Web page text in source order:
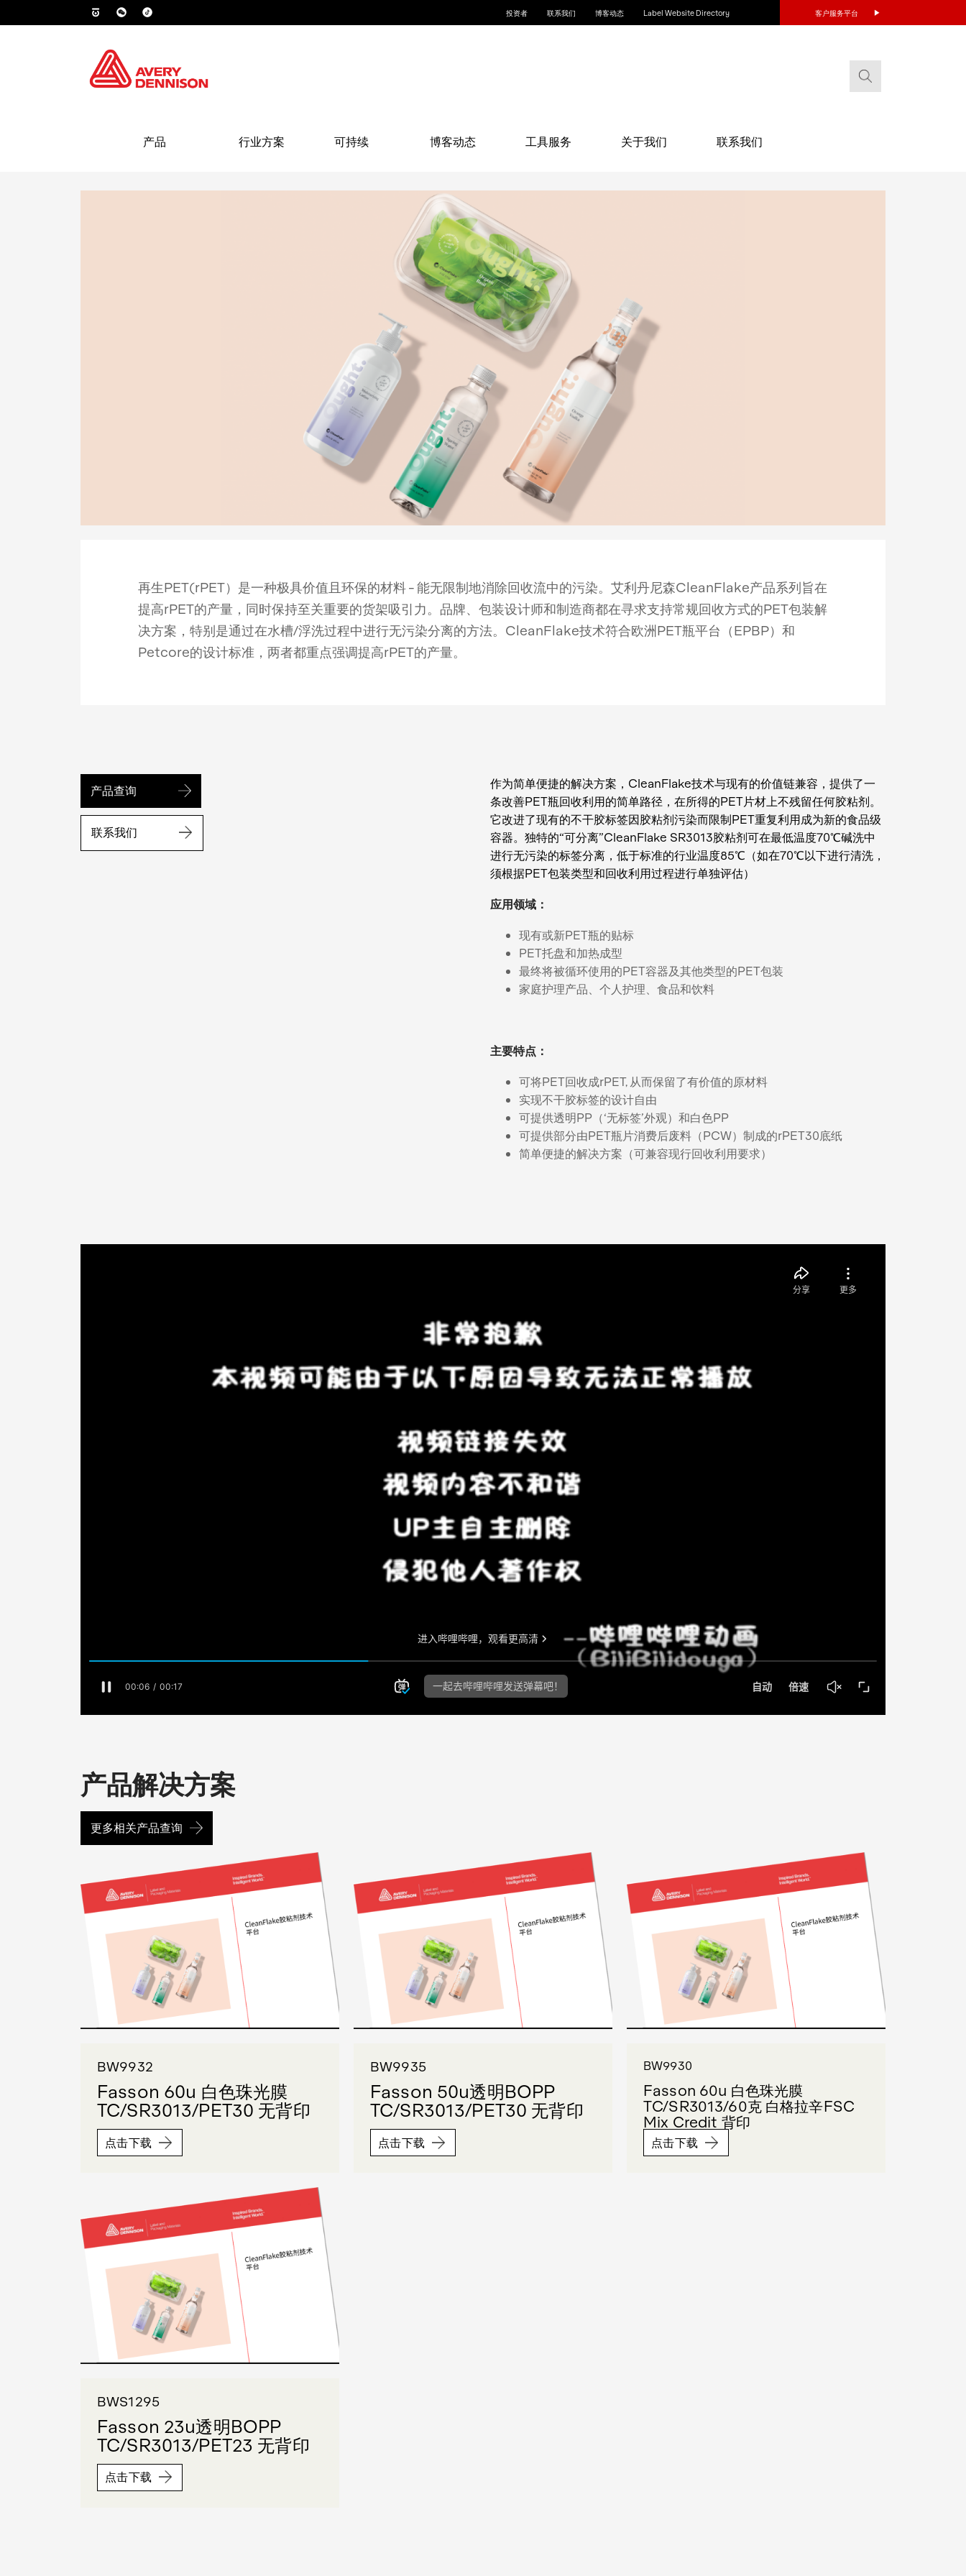
投资者 联系我们 博客动态 Label Website Directory 客户服务平台
产品 行业方案 可持续 博客动态 工具服务 关于我们 联系我们
再生PET(rPET）是一种极具价值且环保的材料 - 能无限制地消除回收流中的污染。艾利丹尼森CleanFlake产品系列旨在
提高rPET的产量，同时保持至关重要的货架吸引力。品牌、包装设计师和制造商都在寻求支持常规回收方式的PET包装解
决方案，特别是通过在水槽/浮洗过程中进行无污染分离的方法。CleanFlake技术符合欧洲PET瓶平台（EPBP）和
Petcore的设计标准，两者都重点强调提高rPET的产量。
产品查询
联系我们
作为简单便捷的解决方案，CleanFlake技术与现有的价值链兼容，提供了一
条改善PET瓶回收利用的简单路径，在所得的PET片材上不残留任何胶粘剂。
它改进了现有的不干胶标签因胶粘剂污染而限制PET重复利用成为新的食品级
容器。独特的“可分离”CleanFlake SR3013胶粘剂可在最低温度70℃碱洗中
进行无污染的标签分离，低于标准的行业温度85℃（如在70℃以下进行清洗，
须根据PET包装类型和回收利用过程进行单独评估）
应用领域：
现有或新PET瓶的贴标
PET托盘和加热成型
最终将被循环使用的PET容器及其他类型的PET包装
家庭护理产品、个人护理、食品和饮料
主要特点：
可将PET回收成rPET, 从而保留了有价值的原材料
实现不干胶标签的设计自由
可提供透明PP（‘无标签’外观）和白色PP
可提供部分由PET瓶片消费后废料（PCW）制成的rPET30底纸
简单便捷的解决方案（可兼容现行回收利用要求）
产品解决方案
更多相关产品查询
BW9932
Fasson 60u 白色珠光膜
TC/SR3013/PET30 无背印
点击下载
BW9935
Fasson 50u透明BOPP
TC/SR3013/PET30 无背印
点击下载
BW9930
Fasson 60u 白色珠光膜
TC/SR3013/60克 白格拉辛FSC
Mix Credit 背印
点击下载
BWS1295
Fasson 23u透明BOPP
TC/SR3013/PET23 无背印
点击下载